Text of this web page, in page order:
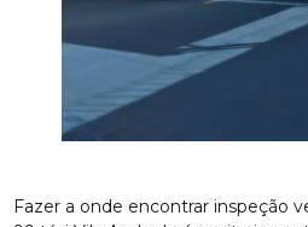
Fazer a onde encontrar inspeção